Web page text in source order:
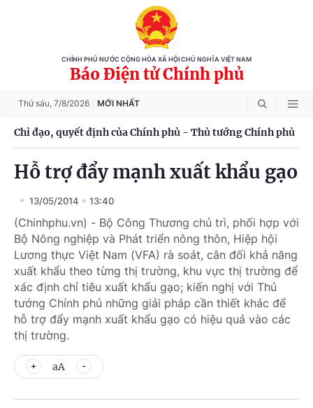
CHÍNH PHỦ NƯỚC CỘNG HÒA XÃ HỘI CHỦ NGHĨA VIỆT NAM
Báo Điện tử Chính phủ
Thứ sáu, 7/8/2026 MỚI NHẤT
Chỉ đạo, quyết định của Chính phủ - Thủ tướng Chính phủ
Hỗ trợ đẩy mạnh xuất khẩu gạo
13/05/2014 13:40
(Chinhphu.vn) - Bộ Công Thương chủ trì, phối hợp với
Bộ Nông nghiệp và Phát triển nông thôn, Hiệp hội
Lương thực Việt Nam (VFA) rà soát, cân đối khả năng
xuất khẩu theo từng thị trường, khu vực thị trường để
xác định chỉ tiêu xuất khẩu gạo; kiến nghị với Thủ
tướng Chính phủ những giải pháp cần thiết khác để
hỗ trợ đẩy mạnh xuất khẩu gạo có hiệu quả vào các
thị trường.
aA